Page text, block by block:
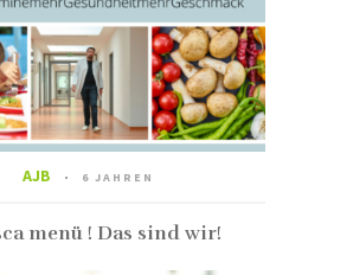
AJB 6 JAHREN
menü ! Das sind wir!